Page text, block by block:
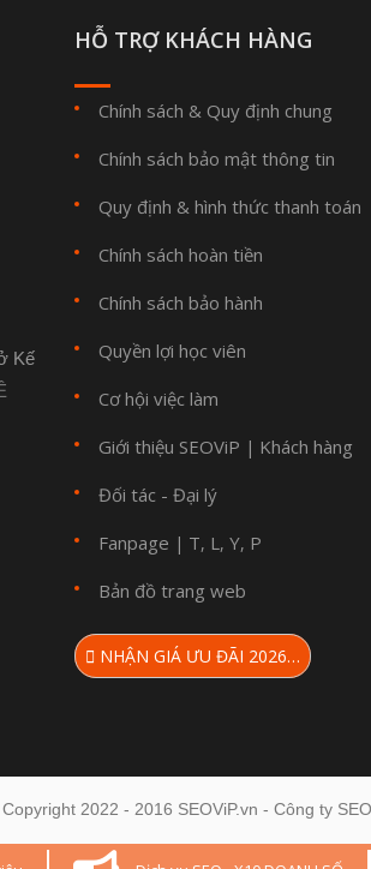
Kế
HỖ TRỢ KHÁCH HÀNG
Chính sách & Quy định chung
Chính sách bảo mật thông tin
Quy định & hình thức thanh toán
Chính sách hoàn tiền
Chính sách bảo hành
Quyền lợi học viên
Cơ hội việc làm
Giới thiệu SEOViP | Khách hàng
Đối tác - Đại lý
Fanpage | T, L, Y, P
Bản đồ trang web
NHẬN GIÁ ƯU ĐÃI 2026…
2022 - 2016 SEOViP.vn - Công ty